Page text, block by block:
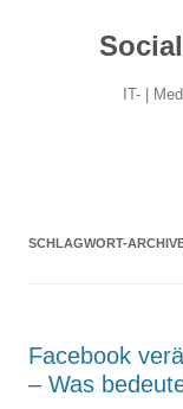
IT- |
SCHLAGWORT-
Facebook
– Was